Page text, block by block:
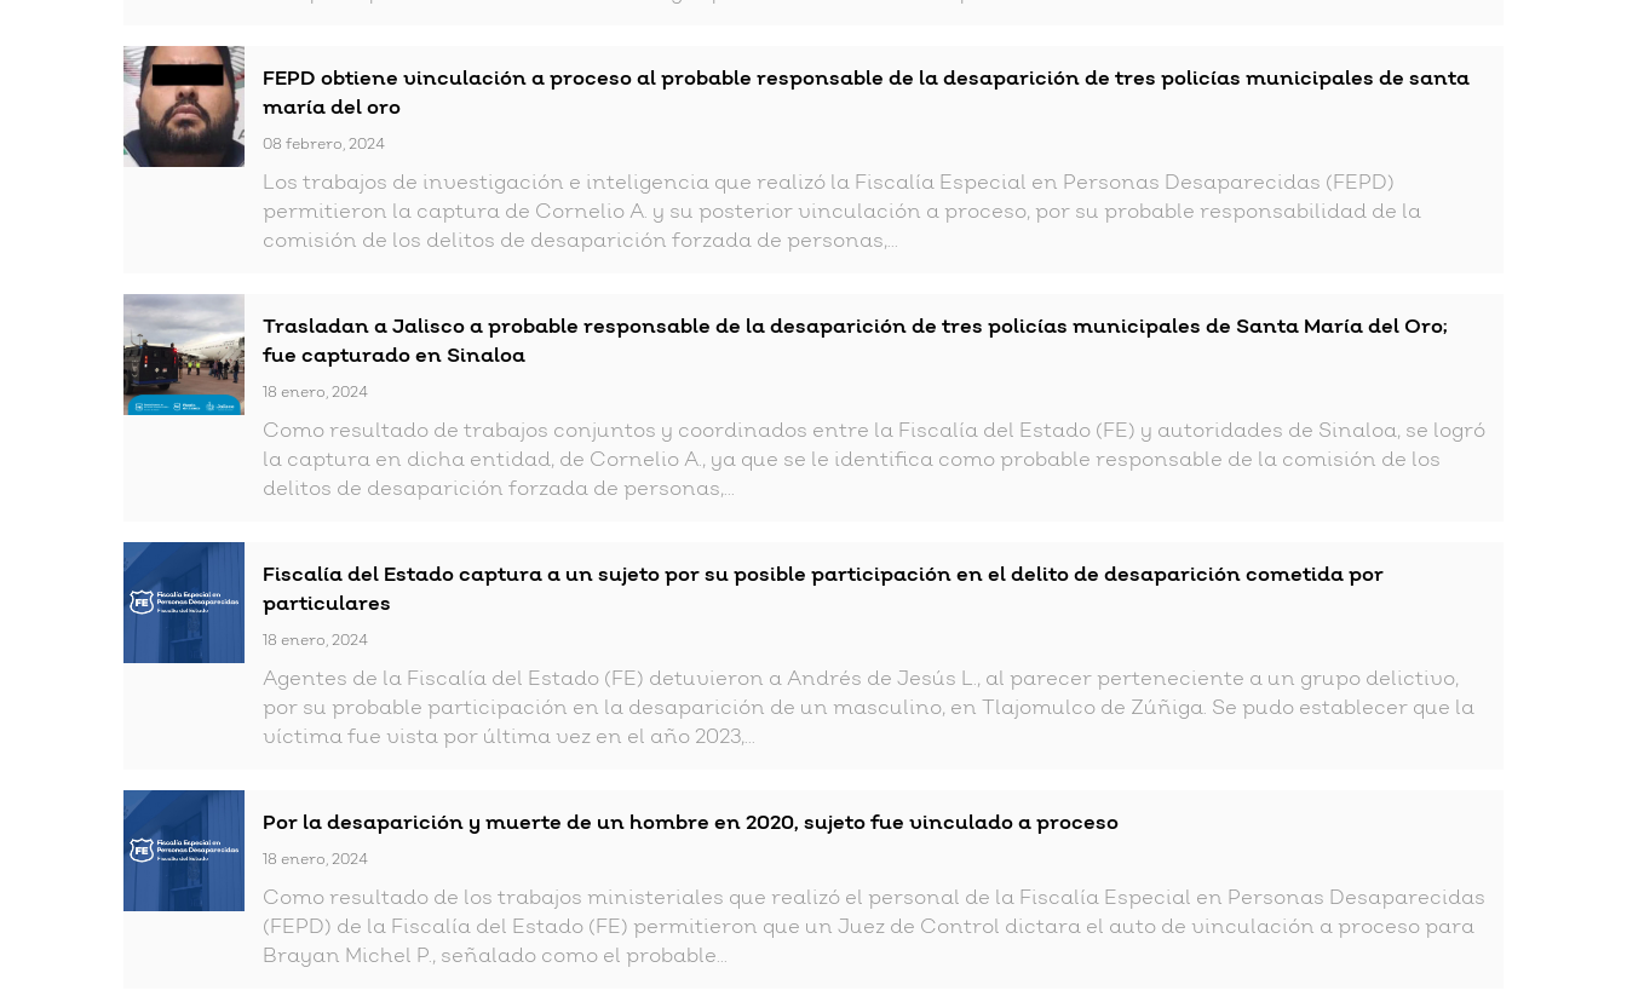
FEPD obtiene vinculación a proceso al probable responsable de la desaparición de tres policías municipales de santa
maría del oro
08 febrero, 2024
Los trabajos de investigación e inteligencia que realizó la Fiscalía Especial en Personas Desaparecidas (FEPD)
permitieron la captura de Cornelio A. y su posterior vinculación a proceso, por su probable responsabilidad de la
comisión de los delitos de desaparición forzada de personas,...
Trasladan a Jalisco a probable responsable de la desaparición de tres policías municipales de Santa María del Oro;
fue capturado en Sinaloa
18 enero, 2024
Como resultado de trabajos conjuntos y coordinados entre la Fiscalía del Estado (FE) y autoridades de Sinaloa, se logró
la captura en dicha entidad, de Cornelio A., ya que se le identifica como probable responsable de la comisión de los
delitos de desaparición forzada de personas,...
Fiscalía del Estado captura a un sujeto por su posible participación en el delito de desaparición cometida por
particulares
18 enero, 2024
Agentes de la Fiscalía del Estado (FE) detuvieron a Andrés de Jesús L., al parecer perteneciente a un grupo delictivo,
por su probable participación en la desaparición de un masculino, en Tlajomulco de Zúñiga. Se pudo establecer que la
víctima fue vista por última vez en el año 2023,...
Por la desaparición y muerte de un hombre en 2020, sujeto fue vinculado a proceso
18 enero, 2024
Como resultado de los trabajos ministeriales que realizó el personal de la Fiscalía Especial en Personas Desaparecidas
(FEPD) de la Fiscalía del Estado (FE) permitieron que un Juez de Control dictara el auto de vinculación a proceso para
Brayan Michel P., señalado como el probable...